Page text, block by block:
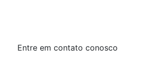
Entre em contato conosco